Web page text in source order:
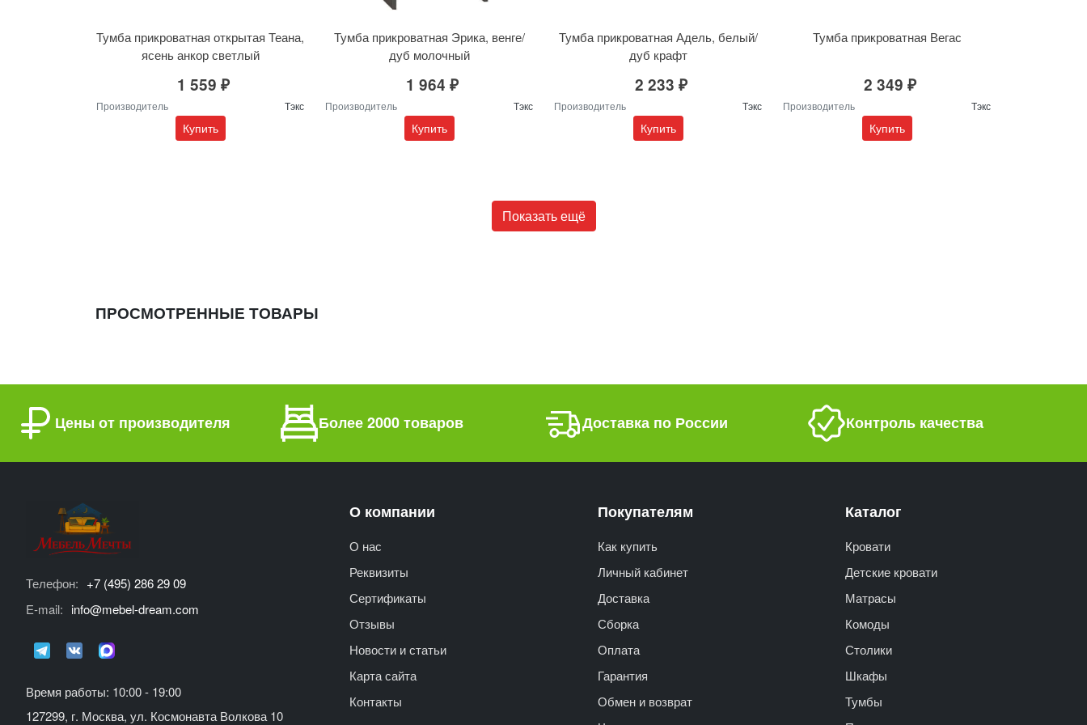
Тумба прикроватная открытая Теана,
ясень анкор светлый
1 559 ₽
Производитель Тэкс
Купить
Тумба прикроватная Эрика, венге/
дуб молочный
1 964 ₽
Производитель Тэкс
Купить
Тумба прикроватная Адель, белый/
дуб крафт
2 233 ₽
Производитель Тэкс
Купить
Тумба прикроватная Вегас
2 349 ₽
Производитель Тэкс
Купить
Показать ещё
ПРОСМОТРЕННЫЕ ТОВАРЫ
Цены от производителя Более 2000 товаров Доставка по России Контроль качества
Телефон: +7 (495) 286 29 09
E-mail: info@mebel-dream.com
Время работы: 10:00 - 19:00
127299, г. Москва, ул. Космонавта Волкова 10
О компании
О нас
Реквизиты
Сертификаты
Отзывы
Новости и статьи
Карта сайта
Контакты
Покупателям
Как купить
Личный кабинет
Доставка
Сборка
Оплата
Гарантия
Обмен и возврат
Каталог
Кровати
Детские кровати
Матрасы
Комоды
Столики
Шкафы
Тумбы